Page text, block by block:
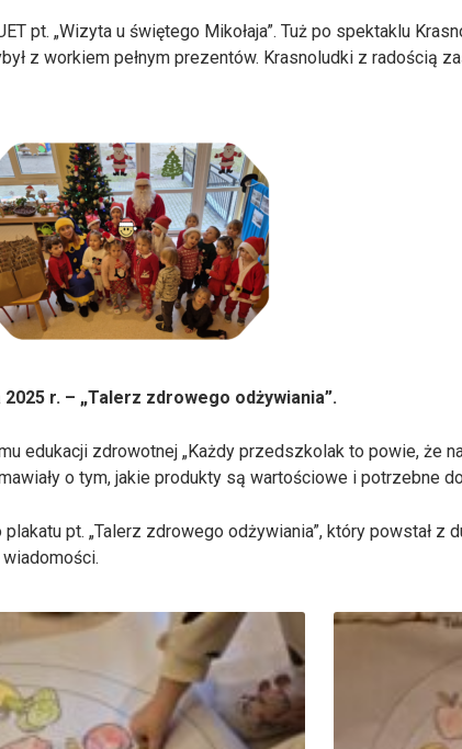
pt. „Wizyta u świętego Mikołaja”. Tuż po spektaklu
z workiem pełnym prezentów. Krasnoludki z radością
2025 r. – „Talerz zdrowego odżywiania”.
edukacji zdrowotnej „Każdy przedszkolak to powie, że
o tym, jakie produkty są wartościowe i potrzebne
pt. „Talerz zdrowego odżywiania”, który powstał z